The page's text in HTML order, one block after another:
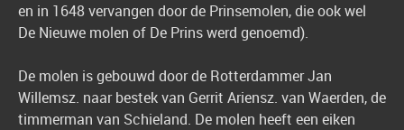
en in 1648 vervangen door de Prinsemolen, die ook wel
De Nieuwe molen of De Prins werd genoemd).
De molen is gebouwd door de Rotterdammer Jan
Willemsz. naar bestek van Gerrit Ariensz. van Waerden, de
timmerman van Schieland. De molen heeft een eiken